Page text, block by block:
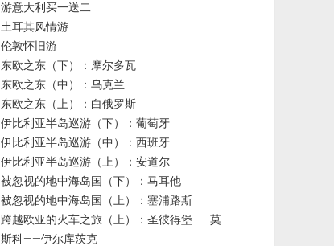
游意大利买一送二
土耳其风情游
伦敦怀旧游
东欧之东（下）：摩尔多瓦
东欧之东（中）：乌克兰
东欧之东（上）：白俄罗斯
伊比利亚半岛巡游（下）：葡萄牙
伊比利亚半岛巡游（中）：西班牙
伊比利亚半岛巡游（上）：安道尔
被忽视的地中海岛国（下）：马耳他
被忽视的地中海岛国（上）：塞浦路斯
跨越欧亚的火车之旅（上）：圣彼得堡——莫
斯科——伊尔库茨克